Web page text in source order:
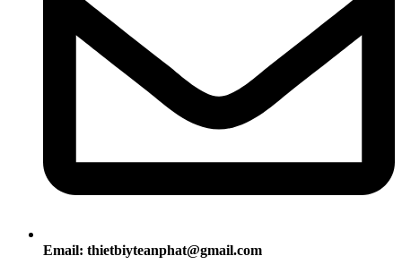
Email: thietbiyteanphat@gmail.com